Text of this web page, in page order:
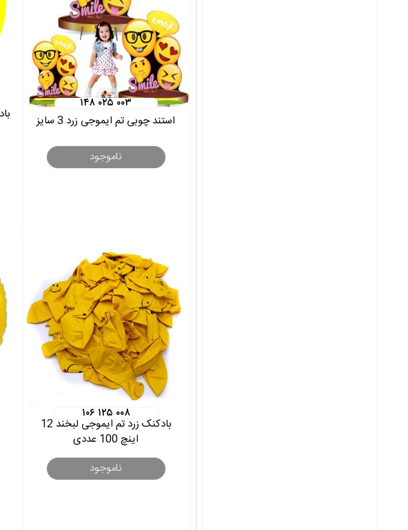
۱۴۸ ۰۲۵ ۰۰۳
استند چوبی تم ایموجی زرد 3 سایز
ناموجود
۱۰۶ ۱۲۵ ۰۰۸
بادکنک زرد تم ایموجی لبخند 12
اینچ 100 عددی
ناموجود